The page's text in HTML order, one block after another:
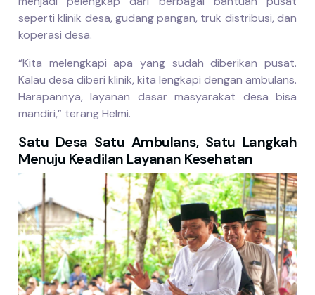
seperti klinik desa, gudang pangan, truk distribusi, dan
koperasi desa.
“Kita melengkapi apa yang sudah diberikan pusat.
Kalau desa diberi klinik, kita lengkapi dengan ambulans.
Harapannya, layanan dasar masyarakat desa bisa
mandiri,” terang Helmi.
Satu Desa Satu Ambulans, Satu Langkah
Menuju Keadilan Layanan Kesehatan